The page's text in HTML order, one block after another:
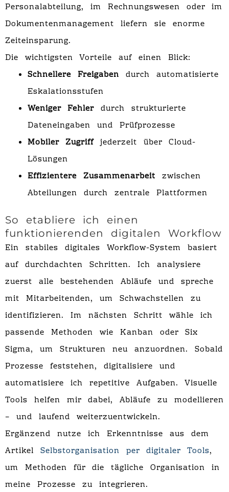
Personalabteilung, im Rechnungswesen oder im
Dokumentenmanagement liefern sie enorme
Zeiteinsparung.
Die wichtigsten Vorteile auf einen Blick:
Schnellere Freigaben durch automatisierte
Eskalationsstufen
Weniger Fehlerdurch strukturierte
Dateneingaben und Prüfprozesse
Mobiler Zugriffjederzeit über Cloud-
Lösungen
Effizientere Zusammenarbeit zwischen
Abteilungen durch zentrale Plattformen
So etabliere ich einen
funktionierenden digitalen Workflow
Ein stabiles digitales Workflow-System basiert
auf durchdachten Schritten. Ich analysiere
zuerst alle bestehenden Abläufe und spreche
mit Mitarbeitenden, um Schwachstellen zu
identifizieren. Im nächsten Schritt wähle ich
passende Methoden wie Kanban oder Six
Sigma, um Strukturen neu anzuordnen. Sobald
Prozesse feststehen, digitalisiere und
automatisiere ich repetitive Aufgaben. Visuelle
Tools helfen mir dabei, Abläufe zu modellieren
– und laufend weiterzuentwickeln.
Ergänzend nutze ich Erkenntnisse aus dem
Artikel Selbstorganisation per digitaler Tools,
um Methoden für die tägliche Organisation in
meine Prozesse zu integrieren.